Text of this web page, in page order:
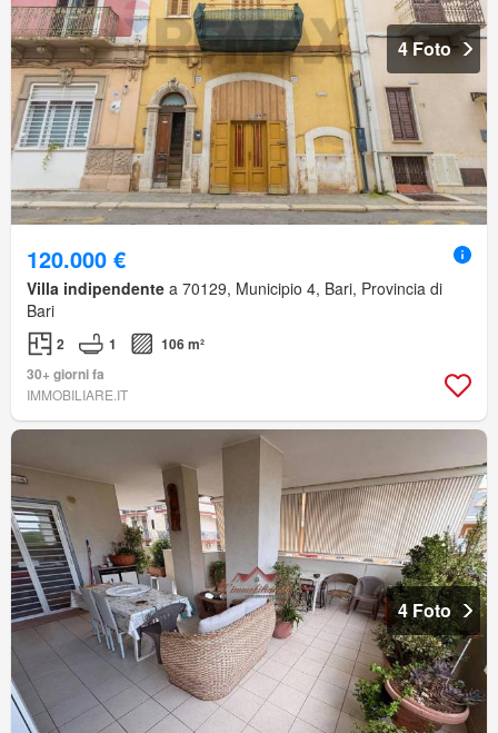
4 Foto
120.000 €
Villa indipendente a 70129, Municipio 4, Bari, Provincia di
Bari
2 1
106 m²
30+ giorni fa
IMMOBILIARE.IT
4 Foto